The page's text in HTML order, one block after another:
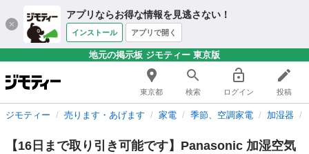
アプリならお得な情報を見逃さない！
インストール アプリで開く
地元の掲示板 ジモティー 東京版
東京都 検索 ログイン 投稿
ジモティー 売ります・あげます 家電 季節、空調家電 加湿器
【16日まで取り引き可能です】Panasonic 加湿空気